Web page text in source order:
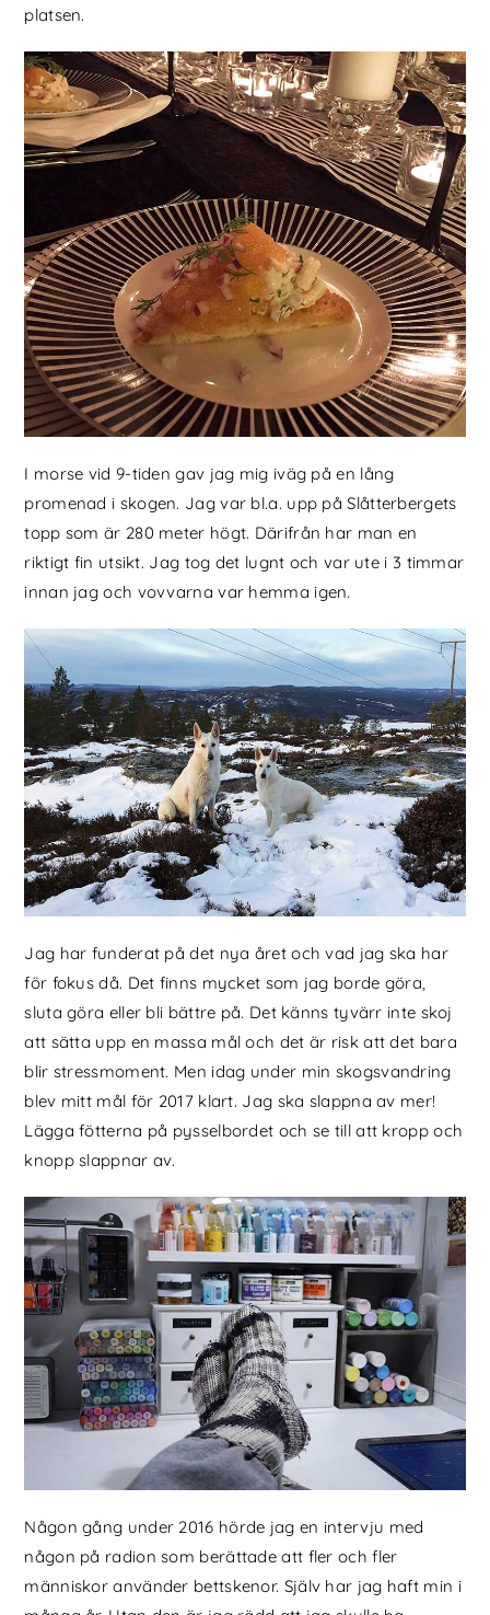
platsen.
I morse vid 9-tiden gav jag mig iväg på en lång
promenad i skogen. Jag var bl.a. upp på Slåtterbergets
topp som är 280 meter högt. Därifrån har man en
riktigt fin utsikt. Jag tog det lugnt och var ute i 3 timmar
innan jag och vovvarna var hemma igen.
Jag har funderat på det nya året och vad jag ska har
för fokus då. Det finns mycket som jag borde göra,
sluta göra eller bli bättre på. Det känns tyvärr inte skoj
att sätta upp en massa mål och det är risk att det bara
blir stressmoment. Men idag under min skogsvandring
blev mitt mål för 2017 klart. Jag ska slappna av mer!
Lägga fötterna på pysselbordet och se till att kropp och
knopp slappnar av.
Någon gång under 2016 hörde jag en intervju med
någon på radion som berättade att fler och fler
människor använder bettskenor. Själv har jag haft min i